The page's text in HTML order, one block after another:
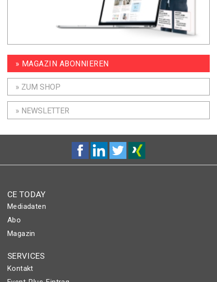
» MAGAZIN ABONNIEREN
» ZUM SHOP
» NEWSLETTER
CE TODAY
Mediadaten
Abo
Magazin
SERVICES
Kontakt